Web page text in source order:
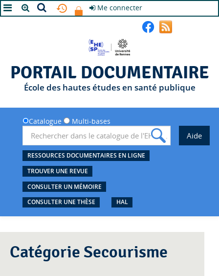
Me connecter
PORTAIL DOCUMENTAIRE
École des hautes études en santé publique
Catalogue Multi-bases
RESSOURCES DOCUMENTAIRES EN LIGNE
TROUVER UNE REVUE
CONSULTER UN MÉMOIRE
CONSULTER UNE THÈSE
HAL
Catégorie Secourisme